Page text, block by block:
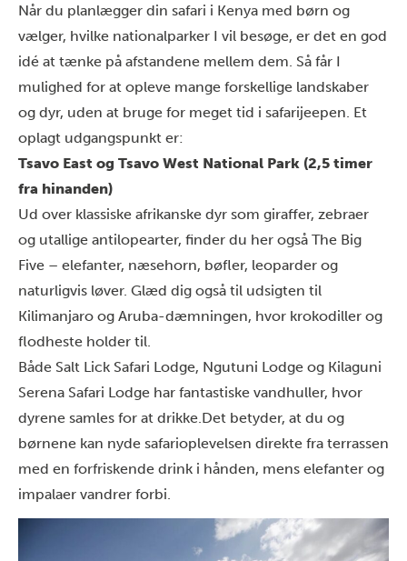
Når du planlægger din safari i Kenya med børn og
vælger, hvilke nationalparker I vil besøge, er det en god
idé at tænke på afstandene mellem dem. Så får I
mulighed for at opleve mange forskellige landskaber
og dyr, uden at bruge for meget tid i safarijeepen. Et
oplagt udgangspunkt er:
Tsavo East og Tsavo West National Park (2,5 timer
fra hinanden)
Ud over klassiske afrikanske dyr som giraffer, zebraer
og utallige antilopearter, finder du her også The Big
Five – elefanter, næsehorn, bøfler, leoparder og
naturligvis løver. Glæd dig også til udsigten til
Kilimanjaro og Aruba-dæmningen, hvor krokodiller og
flodheste holder til.
Både Salt Lick Safari Lodge, Ngutuni Lodge og Kilaguni
Serena Safari Lodge har fantastiske vandhuller, hvor
dyrene samles for at drikke.Det betyder, at du og
børnene kan nyde safarioplevelsen direkte fra terrassen
med en forfriskende drink i hånden, mens elefanter og
impalaer vandrer forbi.